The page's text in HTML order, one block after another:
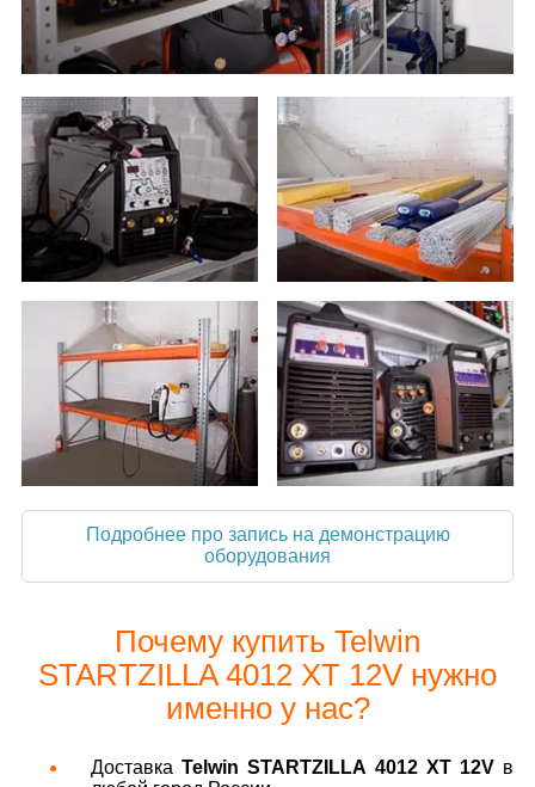
Подробнее про запись на демонстрацию
оборудования
Почему купить Telwin
STARTZILLA 4012 XT 12V нужно
именно у нас?
ДоставкаTelwin STARTZILLA 4012 XT 12Vв